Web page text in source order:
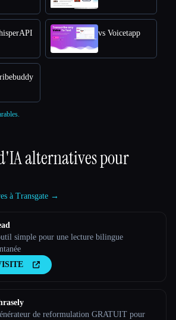
vs Voicetapp
alternatives pour
à Transgate →
simple pour une lecture bilingue
de reformulation GRATUIT pour